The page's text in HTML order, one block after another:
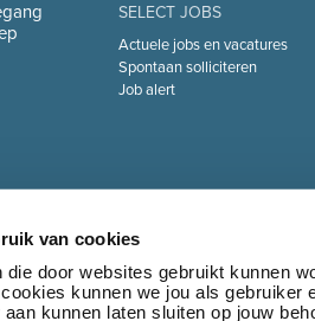
van cookies
door websites gebruikt kunnen
kunnen we jou als gebruiker
kunnen laten sluiten op jouw
SELECT JOBS
Actuele jobs en vacatures
Spontaan solliciteren
Job alert